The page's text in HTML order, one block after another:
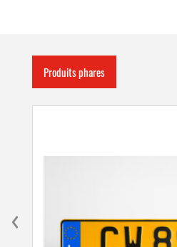
Produits phares